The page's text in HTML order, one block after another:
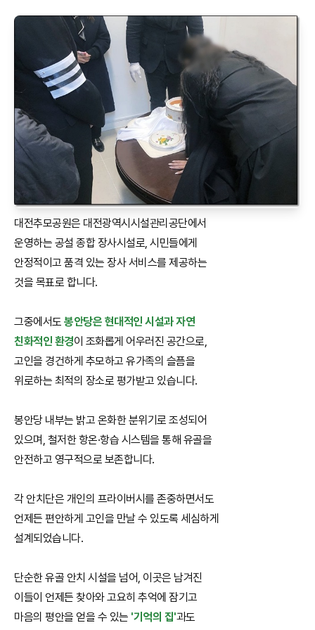
대전추모공원은 대전광역시시설관리공단에서
운영하는 공설 종합 장사시설로, 시민들에게
안정적이고 품격 있는 장사 서비스를 제공하는
것을 목표로 합니다.
그중에서도봉안당은 현대적인 시설과 자연
친화적인 환경이 조화롭게 어우러진 공간으로,
고인을 경건하게 추모하고 유가족의 슬픔을
위로하는 최적의 장소로 평가받고 있습니다.
봉안당 내부는 밝고 온화한 분위기로 조성되어
있으며, 철저한 항온·항습 시스템을 통해 유골을
안전하고 영구적으로 보존합니다.
각 안치단은 개인의 프라이버시를 존중하면서도
언제든 편안하게 고인을 만날 수 있도록 세심하게
설계되었습니다.
단순한 유골 안치 시설을 넘어, 이곳은 남겨진
이들이 언제든 찾아와 고요히 추억에 잠기고
마음의 평안을 얻을 수 있는 '기억의 집'과도